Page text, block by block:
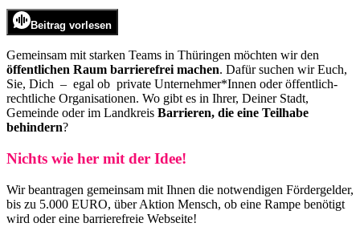
Beitrag vorlesen
Gemeinsam mit starken Teams in Thüringen möchten wir den
öffentlichen Raum barrierefrei machen. Dafür suchen wir Euch,
Sie, Dich – egal ob private Unternehmer*Innen oder öffentlich-
rechtliche Organisationen. Wo gibt es in Ihrer, Deiner Stadt,
Gemeinde oder im Landkreis Barrieren, die eine Teilhabe
behindern?
Nichts wie her mit der Idee!
Wir beantragen gemeinsam mit Ihnen die notwendigen Fördergelder,
bis zu 5.000 EURO, über Aktion Mensch, ob eine Rampe benötigt
wird oder eine barrierefreie Webseite!